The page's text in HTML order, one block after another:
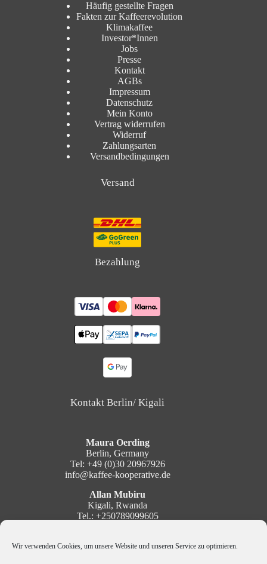
Wir verwenden Cookies, um unsere Website und unseren Service zu optimieren.
Häufig gestellte Fragen
Fakten zur Kaffeerevolution
Klimakaffee
Investor*Innen
Jobs
Presse
Kontakt
AGBs
Impressum
Datenschutz
Mein Konto
Vertrag widerrufen
Widerruf
Zahlungsarten
Versandbedingungen
Versand
Bezahlung
Kontakt Berlin/ Kigali
Maura Oerding
Berlin, Germany
Tel: +49 (0)30 20967926
info@kaffee-kooperative.de
Allan Mubiru
Kigali, Rwanda
Tel.: +250789099605